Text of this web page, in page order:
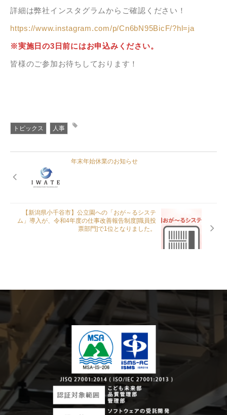
詳細は弊社インスタグラムからご確認ください！
https://www.instagram.com/p/Cn6bN95BicF/?hl=ja
※実施日の3日前にはお申込みください。
皆様のご参加お待ちしております！
トピックス 人事
年末年始休業のお知らせ
【新潟県小千谷市】公立園への「おが～るシステ
ム」導入が、令和4年度の仕事改善報告制度[職員投
票部門]で1位となりました。